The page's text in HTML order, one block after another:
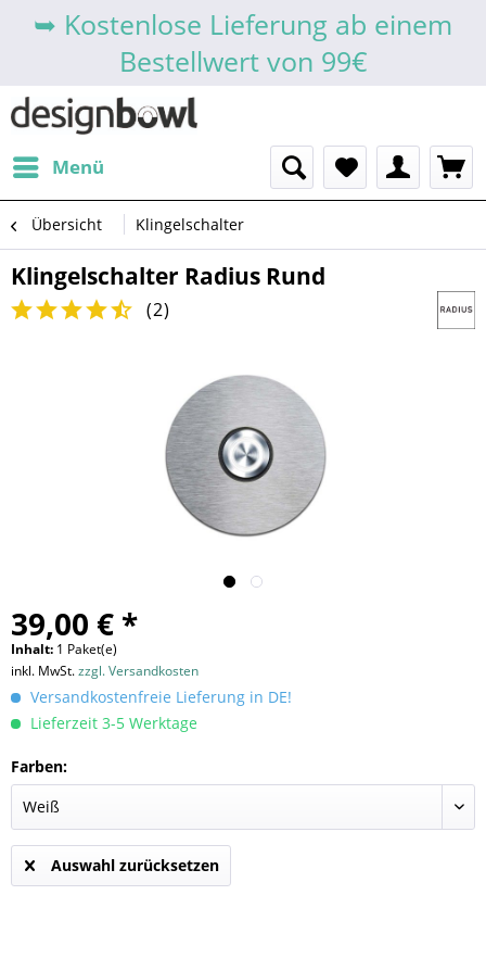
➥ Kostenlose Lieferung ab einem
Bestellwert von 99€
Menü
Übersicht Klingelschalter
Klingelschalter Radius Rund
(2)
39,00 € *
Inhalt: 1 Paket(e)
inkl. MwSt.zzgl. Versandkosten
Versandkostenfreie Lieferung in DE!
Lieferzeit 3-5 Werktage
Farben:
Auswahl zurücksetzen